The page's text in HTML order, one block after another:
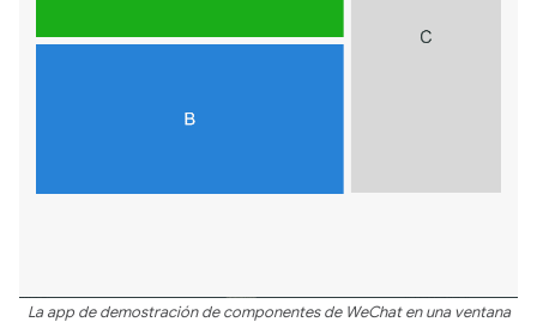
La app de demostración de componentes de WeChat en una ventana